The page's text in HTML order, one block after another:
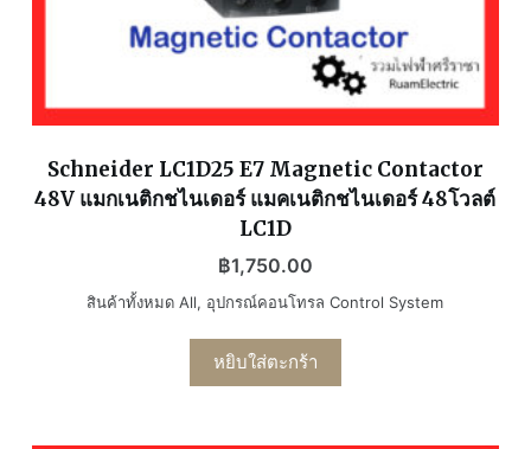
Schneider LC1D25 E7 Magnetic Contactor
48V แมกเนติกชไนเดอร์ แมคเนติกชไนเดอร์ 48โวลต์
LC1D
฿1,750.00
สินค้าทั้งหมด All, อุปกรณ์คอนโทรล Control System
หยิบใส่ตะกร้า